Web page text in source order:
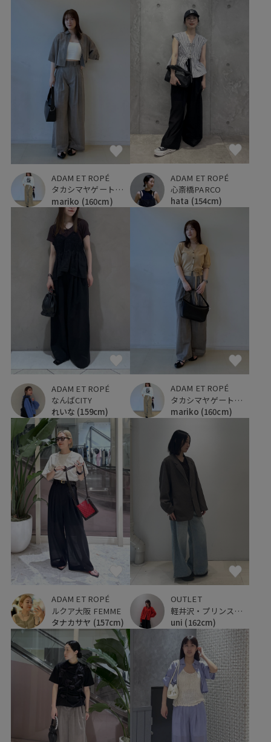
ADAM ET ROPÉ
タカシマヤゲートタワーモール
mariko (160cm)
ADAM ET ROPÉ
心斎橋PARCO
hata (154cm)
ADAM ET ROPÉ
なんばCITY
れいな (159cm)
ADAM ET ROPÉ
タカシマヤゲートタワーモール
mariko (160cm)
ADAM ET ROPÉ
ルクア大阪 FEMME
タナカサヤ (157cm)
OUTLET
軽井沢・プリンスショッピングプラザ
uni (162cm)